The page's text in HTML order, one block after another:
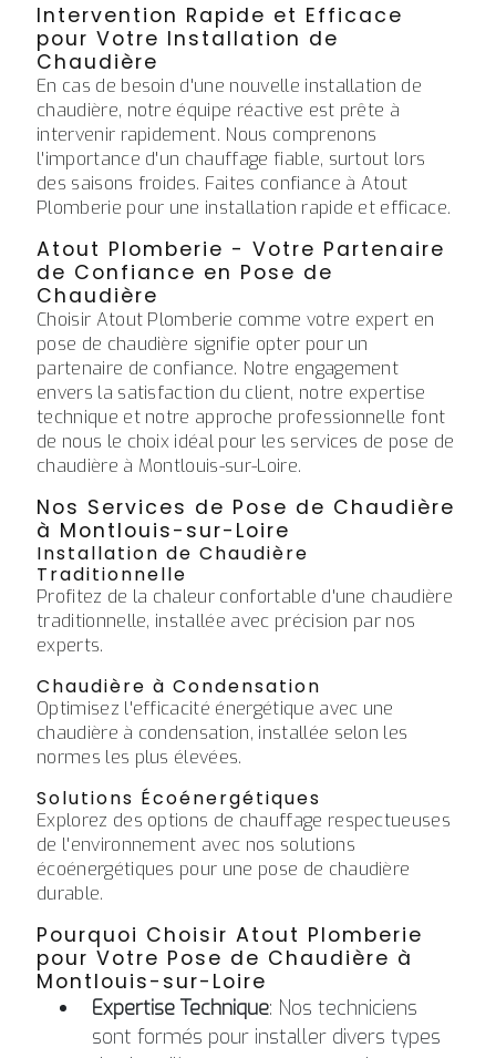
Intervention Rapide et Efficace
pour Votre Installation de
Chaudière
En cas de besoin d'une nouvelle installation de
chaudière, notre équipe réactive est prête à
intervenir rapidement. Nous comprenons
l'importance d'un chauffage fiable, surtout lors
des saisons froides. Faites confiance à Atout
Plomberie pour une installation rapide et efficace.
Atout Plomberie - Votre Partenaire
de Confiance en Pose de
Chaudière
Choisir Atout Plomberie comme votre expert en
pose de chaudière signifie opter pour un
partenaire de confiance. Notre engagement
envers la satisfaction du client, notre expertise
technique et notre approche professionnelle font
de nous le choix idéal pour les services de pose de
chaudière à Montlouis-sur-Loire.
Nos Services de Pose de Chaudière
à Montlouis-sur-Loire
Installation de Chaudière
Traditionnelle
Profitez de la chaleur confortable d'une chaudière
traditionnelle, installée avec précision par nos
experts.
Chaudière à Condensation
Optimisez l'efficacité énergétique avec une
chaudière à condensation, installée selon les
normes les plus élevées.
Solutions Écoénergétiques
Explorez des options de chauffage respectueuses
de l'environnement avec nos solutions
écoénergétiques pour une pose de chaudière
durable.
Pourquoi Choisir Atout Plomberie
pour Votre Pose de Chaudière à
Montlouis-sur-Loire
Expertise Technique: Nos techniciens
sont formés pour installer divers types